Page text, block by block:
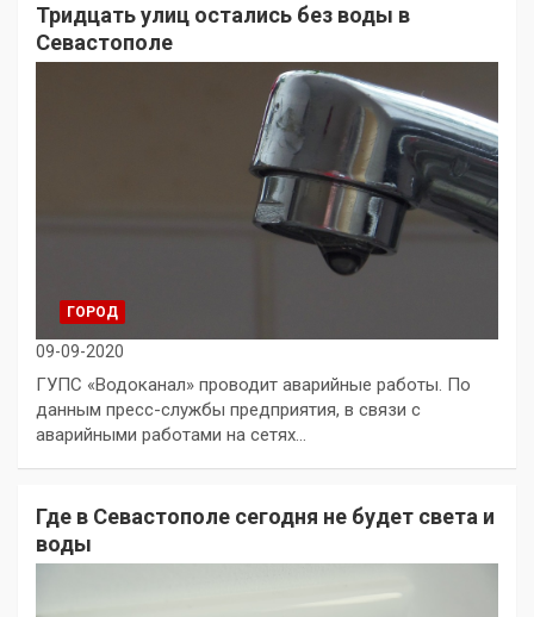
Тридцать улиц остались без воды в
Севастополе
ГОРОД
09-09-2020
ГУПС «Водоканал» проводит аварийные работы. По
данным пресс-службы предприятия, в связи с
аварийными работами на сетях…
Где в Севастополе сегодня не будет света и
воды